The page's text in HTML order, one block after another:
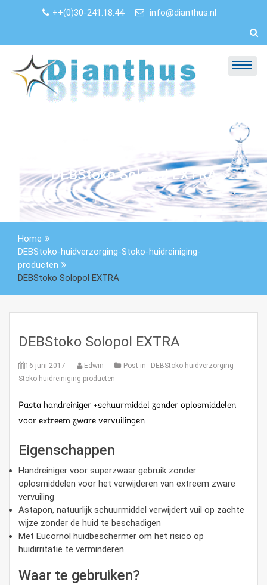
++(0)30-241.18.44 info@dianthus.nl
DEBStoko Solopol EXTRA
Home
DEBStoko-huidverzorging-Stoko-huidreiniging-
producten
DEBStoko Solopol EXTRA
DEBStoko Solopol EXTRA
16 juni 2017 Edwin Post in
DEBStoko-huidverzorging-
Stoko-huidreiniging-producten
Pasta handreiniger +schuurmiddel zonder oplosmiddelen
voor extreem zware vervuilingen
Eigenschappen
Handreiniger voor superzwaar gebruik zonder
oplosmiddelen voor het verwijderen van extreem zware
vervuiling
Astapon, natuurlijk schuurmiddel verwijdert vuil op zachte
wijze zonder de huid te beschadigen
Met Eucornol huidbeschermer om het risico op
huidirritatie te verminderen
Waar te gebruiken?